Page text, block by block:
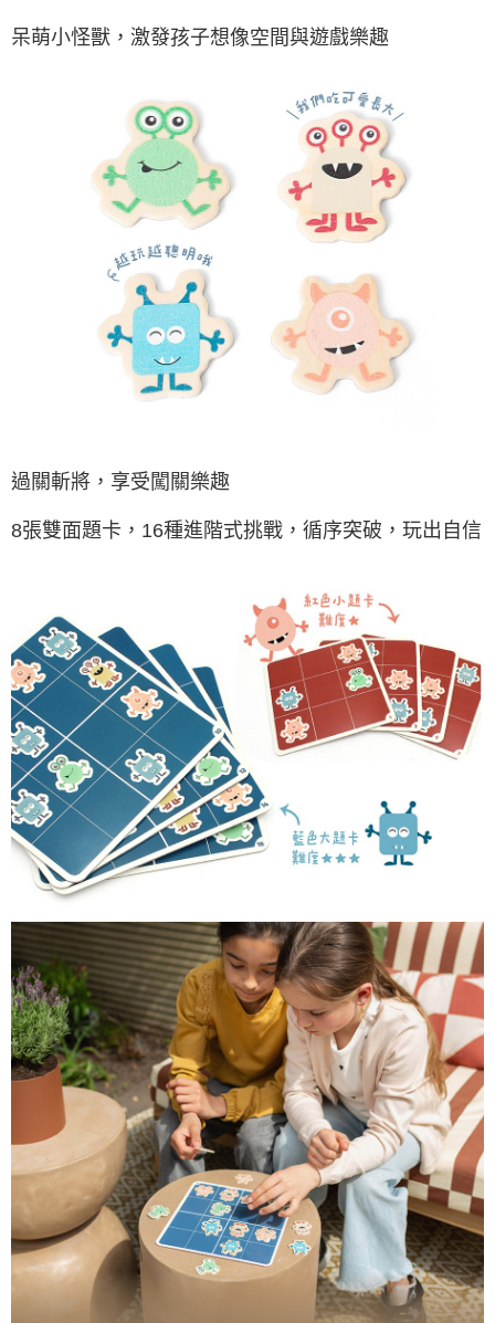
呆萌小怪獸，激發孩子想像空間與遊戲樂趣
過關斬將，享受闖關樂趣
8張雙面題卡，16種進階式挑戰，循序突破，玩出自信